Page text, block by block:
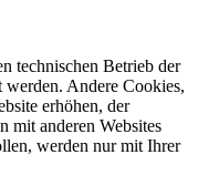
technischen Betrieb der
werden. Andere Cookies,
erhöhen, der
mit anderen Websites
werden nur mit Ihrer